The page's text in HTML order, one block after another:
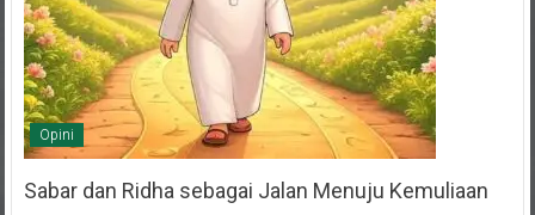
Opini
Sabar dan Ridha sebagai Jalan Menuju Kemuliaan